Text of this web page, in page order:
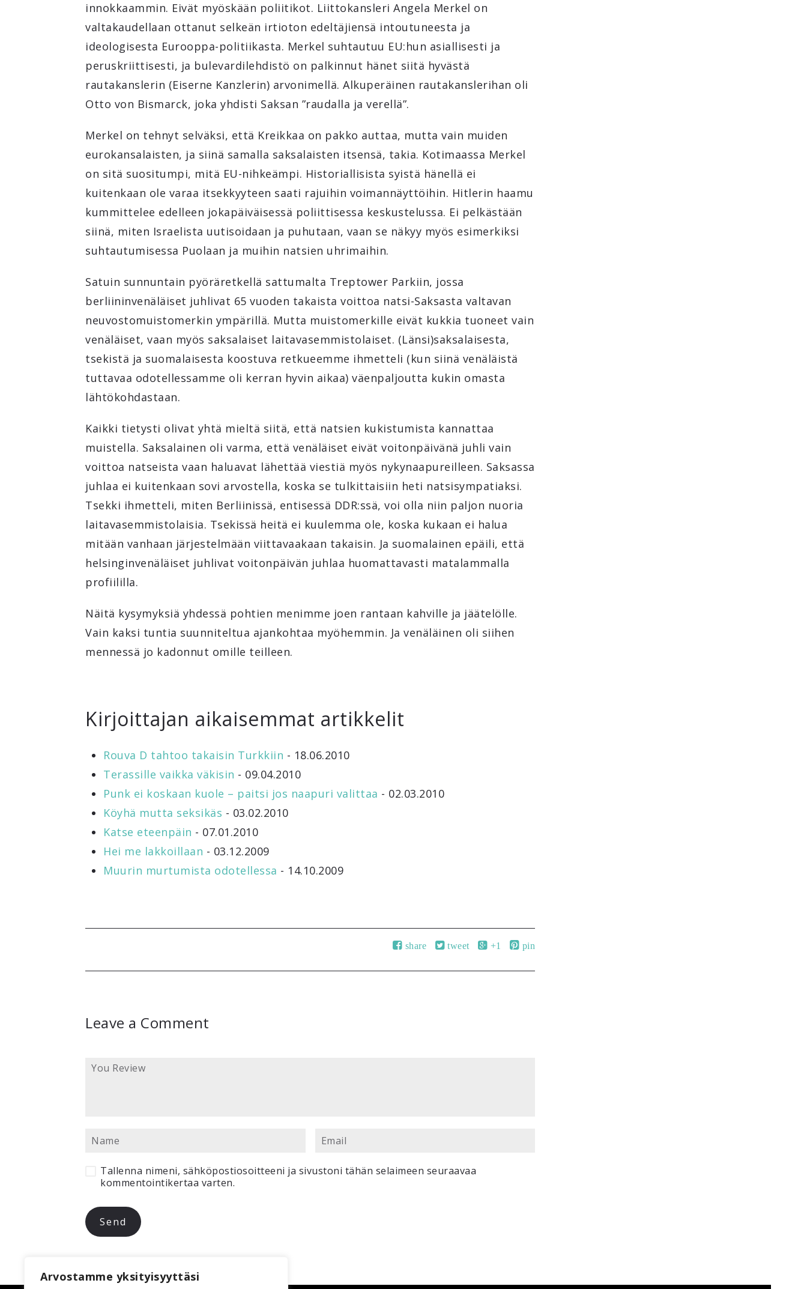
Arvostamme yksityisyyttäsi
innokkaammin. Eivät myöskään poliitikot. Liittokansleri Angela Merkel on
valtakaudellaan ottanut selkeän irtioton edeltäjiensä intoutuneesta ja
ideologisesta Eurooppa-politiikasta. Merkel suhtautuu EU:hun asiallisesti ja
peruskriittisesti, ja bulevardilehdistö on palkinnut hänet siitä hyvästä
rautakanslerin (Eiserne Kanzlerin) arvonimellä. Alkuperäinen rautakanslerihan oli
Otto von Bismarck, joka yhdisti Saksan ”raudalla ja verellä”.
Merkel on tehnyt selväksi, että Kreikkaa on pakko auttaa, mutta vain muiden
eurokansalaisten, ja siinä samalla saksalaisten itsensä, takia. Kotimaassa Merkel
on sitä suositumpi, mitä EU-nihkeämpi. Historiallisista syistä hänellä ei
kuitenkaan ole varaa itsekkyyteen saati rajuihin voimannäyttöihin. Hitlerin haamu
kummittelee edelleen jokapäiväisessä poliittisessa keskustelussa. Ei pelkästään
siinä, miten Israelista uutisoidaan ja puhutaan, vaan se näkyy myös esimerkiksi
suhtautumisessa Puolaan ja muihin natsien uhrimaihin.
Satuin sunnuntain pyöräretkellä sattumalta Treptower Parkiin, jossa
berliininvenäläiset juhlivat 65 vuoden takaista voittoa natsi-Saksasta valtavan
neuvostomuistomerkin ympärillä. Mutta muistomerkille eivät kukkia tuoneet vain
venäläiset, vaan myös saksalaiset laitavasemmistolaiset. (Länsi)saksalaisesta,
tsekistä ja suomalaisesta koostuva retkueemme ihmetteli (kun siinä venäläistä
tuttavaa odotellessamme oli kerran hyvin aikaa) väenpaljoutta kukin omasta
lähtökohdastaan.
Kaikki tietysti olivat yhtä mieltä siitä, että natsien kukistumista kannattaa
muistella. Saksalainen oli varma, että venäläiset eivät voitonpäivänä juhli vain
voittoa natseista vaan haluavat lähettää viestiä myös nykynaapureilleen. Saksassa
juhlaa ei kuitenkaan sovi arvostella, koska se tulkittaisiin heti natsisympatiaksi.
Tsekki ihmetteli, miten Berliinissä, entisessä DDR:ssä, voi olla niin paljon nuoria
laitavasemmistolaisia. Tsekissä heitä ei kuulemma ole, koska kukaan ei halua
mitään vanhaan järjestelmään viittavaakaan takaisin. Ja suomalainen epäili, että
helsinginvenäläiset juhlivat voitonpäivän juhlaa huomattavasti matalammalla
profiililla.
Näitä kysymyksiä yhdessä pohtien menimme joen rantaan kahville ja jäätelölle.
Vain kaksi tuntia suunniteltua ajankohtaa myöhemmin. Ja venäläinen oli siihen
mennessä jo kadonnut omille teilleen.
Kirjoittajan aikaisemmat artikkelit
Rouva D tahtoo takaisin Turkkiin - 18.06.2010
Terassille vaikka väkisin - 09.04.2010
Punk ei koskaan kuole – paitsi jos naapuri valittaa - 02.03.2010
Köyhä mutta seksikäs - 03.02.2010
Katse eteenpäin - 07.01.2010
Hei me lakkoillaan - 03.12.2009
Muurin murtumista odotellessa - 14.10.2009
share tweet +1 pin
Leave a Comment
Tallenna nimeni, sähköpostiosoitteeni ja sivustoni tähän selaimeen seuraavaa
kommentointikertaa varten.